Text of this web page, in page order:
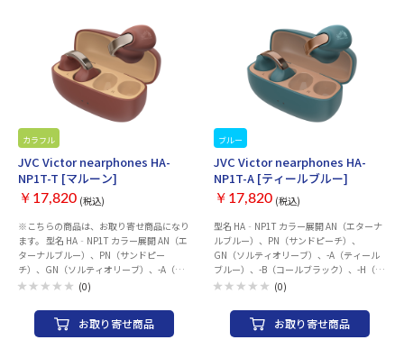
スヘッドセット ・PlayStation Link USBア
ダプター ・PULSE Elite 充電フック ・携帯
用ケース ・マウンティングプレート* ・
USBケーブル ・印刷物一式 *壁に固定する
ネジなどの工具は付属していません。
©Sony Interactive Entertainment Inc. All
rights reserved. Design and specifications
are subject to change without notice.
※1 イヤホン：最大8時間、充電ケース：
最大16時間（計：最大24時間） 充電時間
※1 イヤホン：約2時間、充電ケース：約
2.5時間 質量 イヤホン(片耳)：約4.9g、充
電ケース：約30g 付属品 充電ケース、充電
用USBケーブル、ロゴステッカー
カラフル
JVC Victor nearphones HA-
NP1T-T [マルーン]
￥17,820 (税込)
※こちらの商品は、お取り寄せ商品になり
ます。 型名 HA‐NP1T カラー展開 AN（エ
ターナルブルー）、PN（サンドピー
チ）、GN（ソルティオリーブ）、-A（テ
ィールブルー）、-B（コールブラッ
ン）、-W（オフホワイト） 種類 オープン
イヤータイプ ドライバーユニット 口径
10mm 通信方式/出力 Bluetooth®標準規格
(0)
お取り寄せ商品
ブルー
JVC Victor nearphones HA-
NP1T-A [ティールブルー]
￥17,820 (税込)
型名 HA‐NP1T カラー展開 AN（エターナ
ルブルー）、PN（サンドピーチ）、
GN（ソルティオリーブ）、-A（ティール
ブルー）、-B（コールブラック）、-H（ア
イスグレー）、-T（マルーン）、-W（オフ
ライバーユニット 口径10mm 通信方式/出
力 Bluetooth®標準規格 Ver.5.3 / Power
Class 1 対応コーデック SBC / AAC 対応コ
(0)
お取り寄せ商品